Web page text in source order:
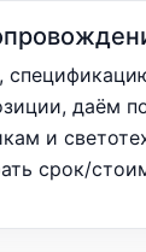
даём
и
срок/